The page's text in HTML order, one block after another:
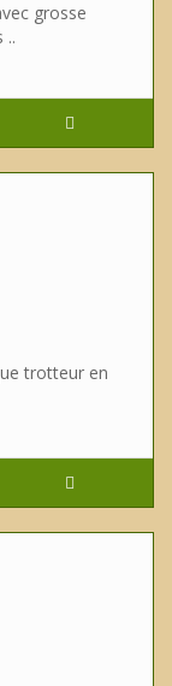
grosse
..
trotteur en